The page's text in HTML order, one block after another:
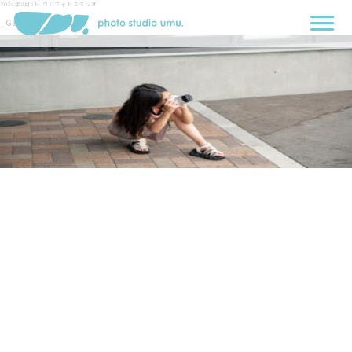
2024年8月8日 ウムフォトスタジオ
_G1A0555